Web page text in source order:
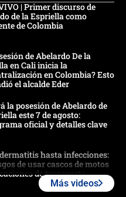
| Primer discurso de
de la Espriella como
de Colombia
de Abelardo De la
en Cali inicia la
en Colombia? Esto
el alcalde Eder
la posesión de Abelardo de
este 7 de agosto:
oficial y detalles clave
hasta infecciones:
de usar cascos de motos
de transporte
Más videos